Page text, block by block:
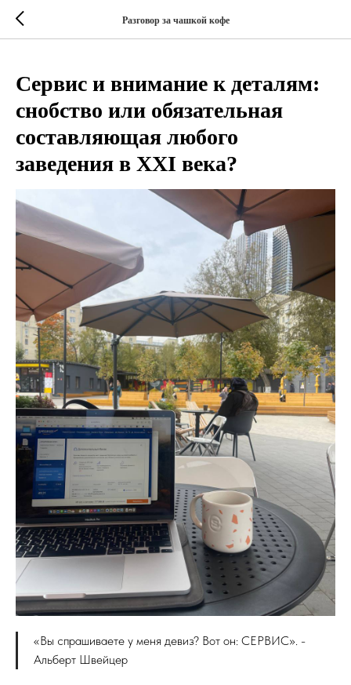
Разговор за чашкой кофе
Сервис и внимание к деталям:
снобство или обязательная
составляющая любого
заведения в XXI века?
«Вы спрашиваете у меня девиз? Вот он: СЕРВИС». -
Альберт Швейцер